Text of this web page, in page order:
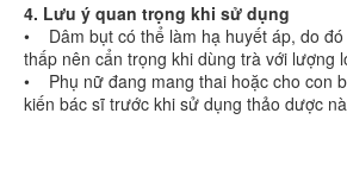
4. Lưu ý quan trọng khi sử dụng
• Dâm bụt có thể làm hạ huyết áp, do
thấp nên cẩn trọng khi dùng trà với lượng
• Phụ nữ đang mang thai hoặc cho con
kiến bác sĩ trước khi sử dụng thảo dược